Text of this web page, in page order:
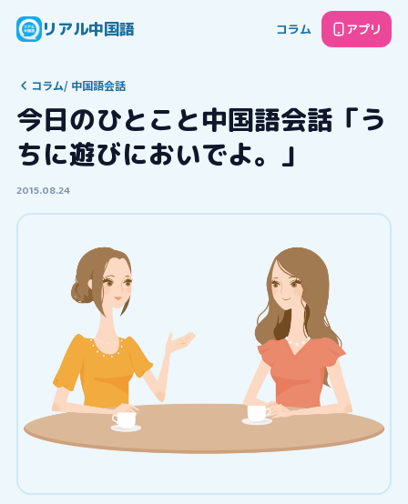
リアル中国語 コラム アプリ
コラム/ 中国語会話
今日のひとこと中国語会話「う
ちに遊びにおいでよ。」
2015.08.24